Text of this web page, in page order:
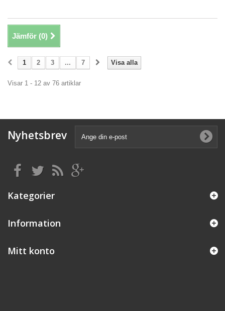
Jämför (0)
Visa alla
1 2 3 ... 7
Visar 1 - 12 av 76 artiklar
Nyhetsbrev
Kategorier
Information
Mitt konto